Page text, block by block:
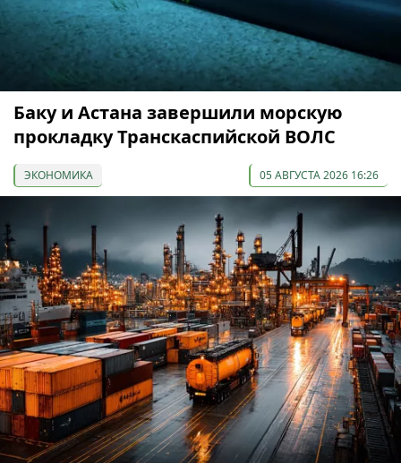
Баку и Астана завершили морскую
прокладку Транскаспийской ВОЛС
ЭКОНОМИКА 05 АВГУСТА 2026 16:26